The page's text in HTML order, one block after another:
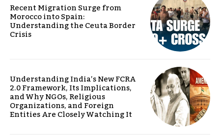
Recent Migration Surge from
Morocco into Spain:
Understanding the Ceuta Border
Crisis
Understanding India’s New FCRA
2.0 Framework, Its Implications,
and Why NGOs, Religious
Organizations, and Foreign
Entities Are Closely Watching It